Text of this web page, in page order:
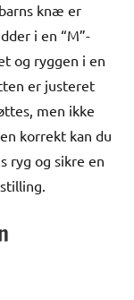
knæ er
i en “M”-
og ryggen i en
er justeret
men ikke
korrekt kan du
ryg og sikre en